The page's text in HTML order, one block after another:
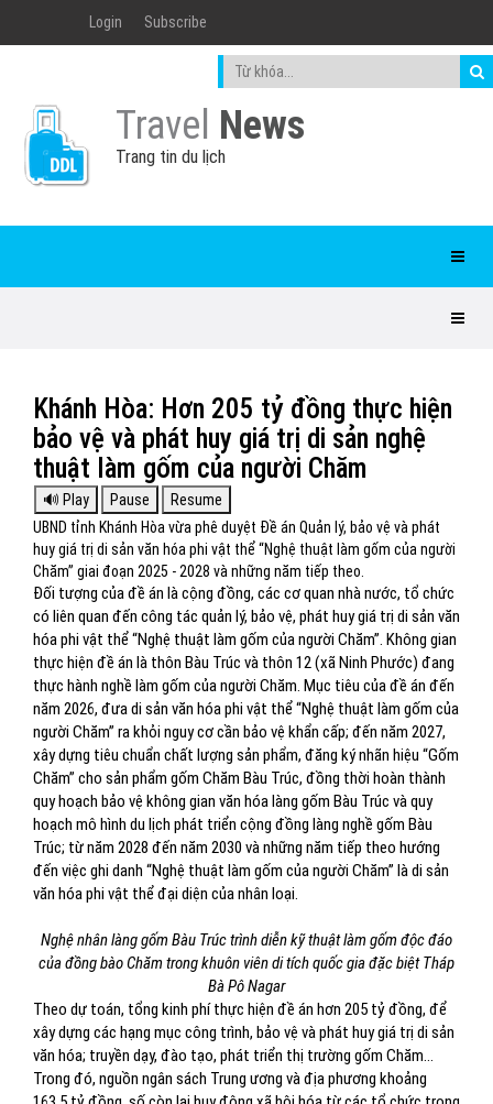
Login Subscribe
Travel News
Trang tin du lịch
Khánh Hòa: Hơn 205 tỷ đồng thực hiện
bảo vệ và phát huy giá trị di sản nghệ
thuật làm gốm của người Chăm
UBND tỉnh Khánh Hòa vừa phê duyệt Đề án Quản lý, bảo vệ và phát
huy giá trị di sản văn hóa phi vật thể “Nghệ thuật làm gốm của người
Chăm” giai đoạn 2025 - 2028 và những năm tiếp theo.
Đối tượng của đề án là cộng đồng, các cơ quan nhà nước, tổ chức
có liên quan đến công tác quản lý, bảo vệ, phát huy giá trị di sản văn
hóa phi vật thể “Nghệ thuật làm gốm của người Chăm”. Không gian
thực hiện đề án là thôn Bàu Trúc và thôn 12 (xã Ninh Phước) đang
thực hành nghề làm gốm của người Chăm. Mục tiêu của đề án đến
năm 2026, đưa di sản văn hóa phi vật thể “Nghệ thuật làm gốm của
người Chăm” ra khỏi nguy cơ cần bảo vệ khẩn cấp; đến năm 2027,
xây dựng tiêu chuẩn chất lượng sản phẩm, đăng ký nhãn hiệu “Gốm
Chăm” cho sản phẩm gốm Chăm Bàu Trúc, đồng thời hoàn thành
quy hoạch bảo vệ không gian văn hóa làng gốm Bàu Trúc và quy
hoạch mô hình du lịch phát triển cộng đồng làng nghề gốm Bàu
Trúc; từ năm 2028 đến năm 2030 và những năm tiếp theo hướng
đến việc ghi danh “Nghệ thuật làm gốm của người Chăm” là di sản
văn hóa phi vật thể đại diện của nhân loại.
Nghệ nhân làng gốm Bàu Trúc trình diễn kỹ thuật làm gốm độc đáo
của đồng bào Chăm trong khuôn viên di tích quốc gia đặc biệt Tháp
Bà Pô Nagar
Theo dự toán, tổng kinh phí thực hiện đề án hơn 205 tỷ đồng, để
xây dựng các hạng mục công trình, bảo vệ và phát huy giá trị di sản
văn hóa; truyền dạy, đào tạo, phát triển thị trường gốm Chăm…
Trong đó, nguồn ngân sách Trung ương và địa phương khoảng